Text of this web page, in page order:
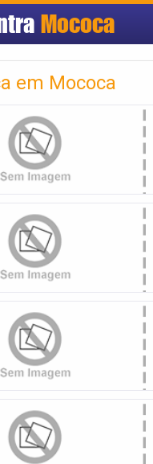
Mococa
em Mococa